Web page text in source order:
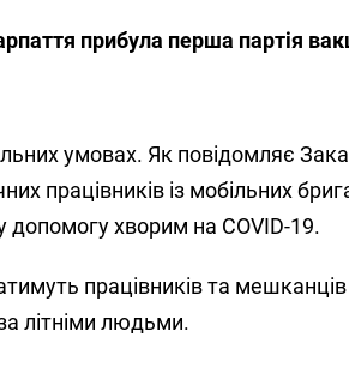
прибула перша партія
умовах. Як повідомляє
працівників із мобільних
хворим на COVID-19.
працівників та мешканців
літніми людьми.